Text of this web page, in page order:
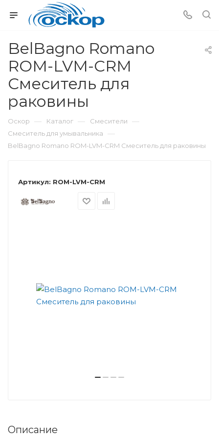
BelBagno Romano
ROM-LVM-CRM
Смеситель для
раковины
Оскор — Каталог — Смесители —
Смеситель для умывальника —
BelBagno Romano ROM-LVM-CRM Смеситель для раковины
Артикул: ROM-LVM-CRM
Описание